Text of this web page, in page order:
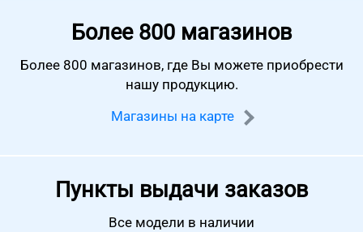
Более 800 магазинов
Более 800 магазинов, где Вы можете приобрести
нашу продукцию.
Магазины на карте
Пункты выдачи заказов
Все модели в наличии